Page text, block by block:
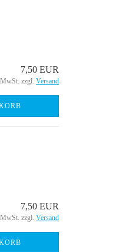
7,50 EUR
zzgl. Versand
7,50 EUR
zzgl. Versand